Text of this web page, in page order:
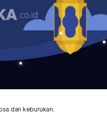
dan keburukan.